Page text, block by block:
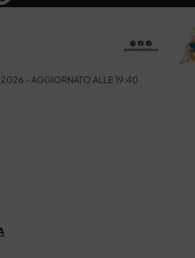
- AGGIORNATO ALLE 19:40